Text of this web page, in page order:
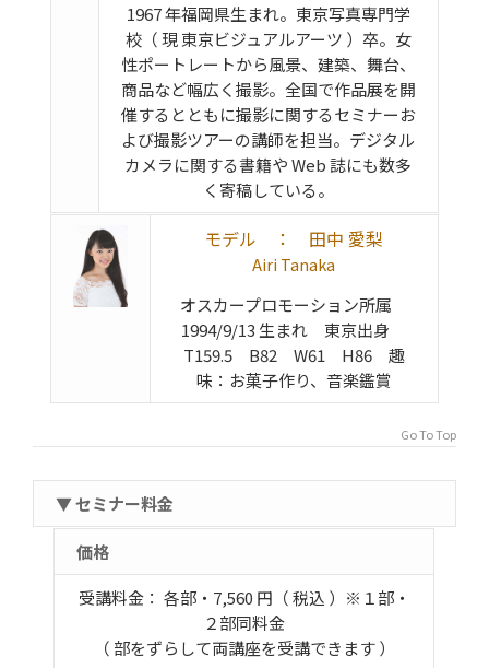
1967 年福岡県生まれ。東京写真専門学
校（ 現 東京ビジュアルアーツ ）卒。女
性ポートレートから風景、建築、舞台、
商品など幅広く撮影。全国で作品展を開
催するとともに撮影に関するセミナーお
よび撮影ツアーの講師を担当。デジタル
カメラに関する書籍や Web 誌にも数多
く寄稿している。
モデル ： 田中 愛梨
Airi Tanaka
オスカープロモーション所属
1994/9/13 生まれ 東京出身
T159.5 B82 W61 H86 趣
味：お菓子作り、音楽鑑賞
Go To Top
▼ セミナー料金
価格
受講料金： 各部・7,560 円（ 税込 ）※１部・
２部同料金
（ 部をずらして両講座を受講できます ）